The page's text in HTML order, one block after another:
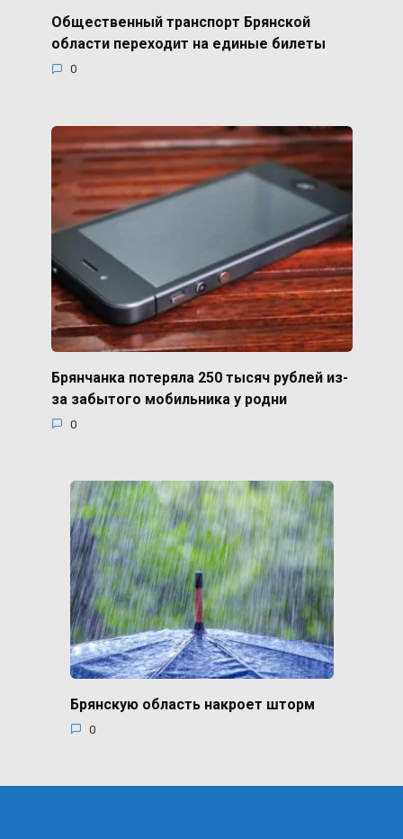
Общественный транспорт Брянской
области переходит на единые билеты
0
Брянчанка потеряла 250 тысяч рублей из-
за забытого мобильника у родни
0
Брянскую область накроет шторм
0